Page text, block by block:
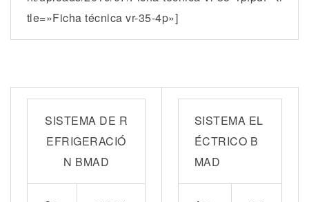
tle=»Ficha técnica vr-35-4p»]
SISTEMA DE R
EFRIGERACIÓ
N BMAD
SISTEMA EL
ÉCTRICO B
MAD